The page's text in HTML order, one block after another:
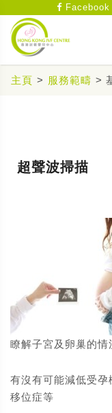
Facebook
主頁 > 服務範疇 >
超聲波掃描
瞭解子宮及卵巢的情
有沒有可能減低受
移位症等